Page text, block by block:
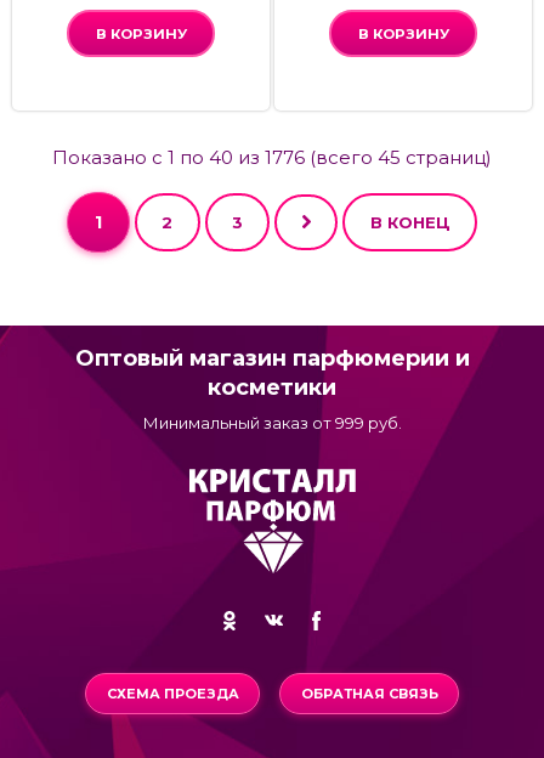
В КОРЗИНУ В КОРЗИНУ
Показано с 1 по 40 из 1776 (всего 45 страниц)
1 2 3 В КОНЕЦ
Оптовый магазин парфюмерии и
косметики
Минимальный заказ от 999 руб.
СХЕМА ПРОЕЗДА ОБРАТНАЯ СВЯЗЬ